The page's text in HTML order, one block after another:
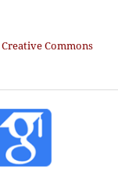
Creative Commons